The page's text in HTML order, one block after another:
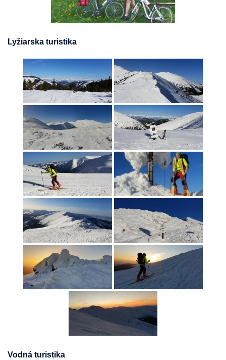
Lyžiarska turistika
Vodná turistika